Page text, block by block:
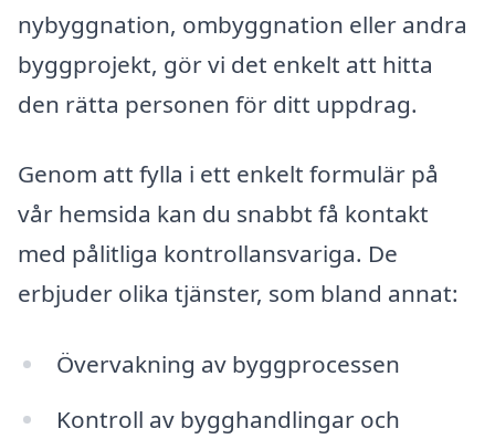
nybyggnation, ombyggnation eller andra
byggprojekt, gör vi det enkelt att hitta
den rätta personen för ditt uppdrag.
Genom att fylla i ett enkelt formulär på
vår hemsida kan du snabbt få kontakt
med pålitliga kontrollansvariga. De
erbjuder olika tjänster, som bland annat:
Övervakning av byggprocessen
Kontroll av bygghandlingar och